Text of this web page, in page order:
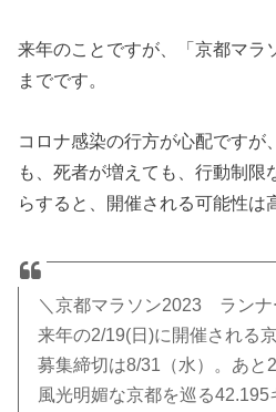
来年のことですが、「京都マラ
までです。
コロナ感染の行方が心配ですが
も、死者が増えても、行動制限
らすると、開催される可能性は
＼京都マラソン2023 ランナ
来年の2/19(日)に開催される
募集締切は8/31（水）。あと
風光明媚な京都を巡る